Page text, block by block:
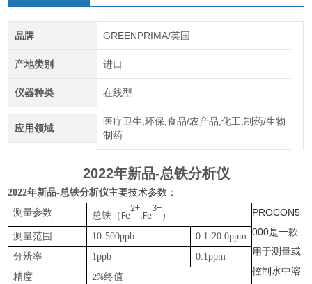
品牌 GREENPRIMA/英国
产地类别 进口
仪器种类 在线型
应用领域
医疗卫生,环保,食品/农产品,化工,制药/生物
制药
2022年新品-总铁分析仪
2022年新品-总铁分析仪主要技术参数：
测量参数
总铁（ Fe
2+
,Fe
3+
）
测量范围
10-500ppb
0.1-20.0ppm
分辨率
1ppb
0.1ppm
精度
2%终值
PROCON5
000是一款
用于测量或
控制水中溶